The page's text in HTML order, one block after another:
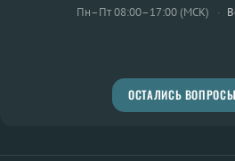
Пн–Пт 08:00–17:00 (МСК) ·
ОСТАЛИСЬ